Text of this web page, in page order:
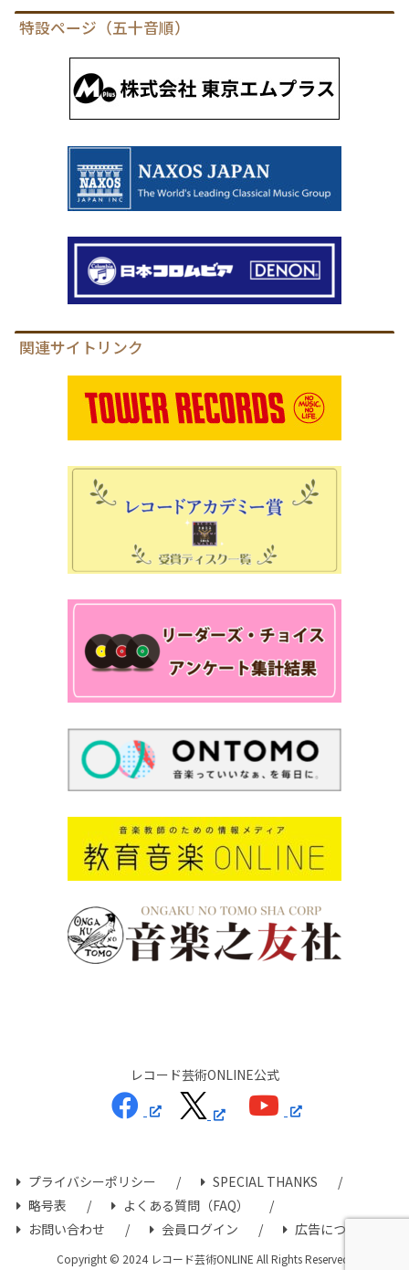
特設ページ（五十音順）
関連サイトリンク
レコード芸術ONLINE公式
プライバシーポリシー
SPECIAL THANKS
略号表
よくある質問（FAQ）
お問い合わせ
会員ログイン 広告について
Copyright © 2024 レコード芸術ONLINE All Rights Reserved.